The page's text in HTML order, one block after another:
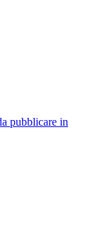
pubblicare in